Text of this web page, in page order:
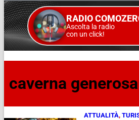
RADIO
Ascolta la radio
con un click!
caverna generosa
ATTUALITÀ,